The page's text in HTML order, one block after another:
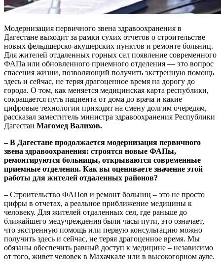
Модернизация первичного звена здравоохранения в
Дагестане выходит за рамки сухих отчетов о строительстве
новых фельдшерско-акушерских пунктов и ремонте больниц.
Для жителей отдаленных горных сел появление современного
ФАПа или обновленного приемного отделения — это вопрос
спасения жизни, позволяющий получить экстренную помощь
здесь и сейчас, не теряя драгоценное время на дорогу до
города. О том, как меняется медицинская карта республики,
сокращается путь пациента от дома до врача и какие
цифровые технологии приходят на смену долгим очередям,
рассказал заместитель министра здравоохранения Республики
Дагестан Магомед Валихов.
– В Дагестане продолжается модернизация первичного
звена здравоохранения: строятся новые ФАПы,
ремонтируются больницы, открываются современные
приемные отделения. Как вы оцениваете значение этой
работы для жителей отдаленных районов?
– Строительство ФАПов и ремонт больниц – это не просто
цифры в отчетах, а реальное приближение медицины к
человеку. Для жителей отдаленных сел, где раньше до
ближайшего медучреждения были часы пути, это означает,
что экстренную помощь или первую консультацию можно
получить здесь и сейчас, не теряя драгоценное время. Мы
обязаны обеспечить равный доступ к медицине – независимо
от того, живет человек в Махачкале или в высокогорном ауле.